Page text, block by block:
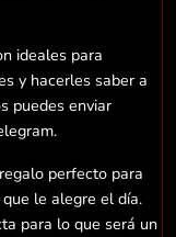
ideales para
y hacerles saber a
puedes enviar
perfecto para
le alegre el día.
para lo que será un